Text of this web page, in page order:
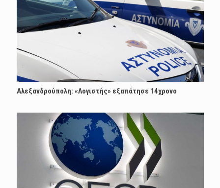
Αλεξανδρούπολη: «Λογιστής» εξαπάτησε 14χρονο